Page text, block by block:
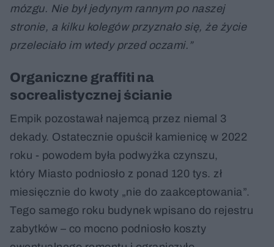
mózgu. Nie był jedynym rannym po naszej
stronie, a kilku kolegów przyznało się, że życie
przeleciało im wtedy przed oczami.”
Organiczne graffiti na
socrealistycznej ścianie
Empik pozostawał najemcą przez niemal 3
dekady. Ostatecznie opuścił kamienicę w 2022
roku - powodem była podwyżka czynszu,
który Miasto podniosło z ponad 120 tys. zł
miesięcznie do kwoty „nie do zaakceptowania”.
Tego samego roku budynek wpisano do rejestru
zabytków – co mocno podniosło koszty